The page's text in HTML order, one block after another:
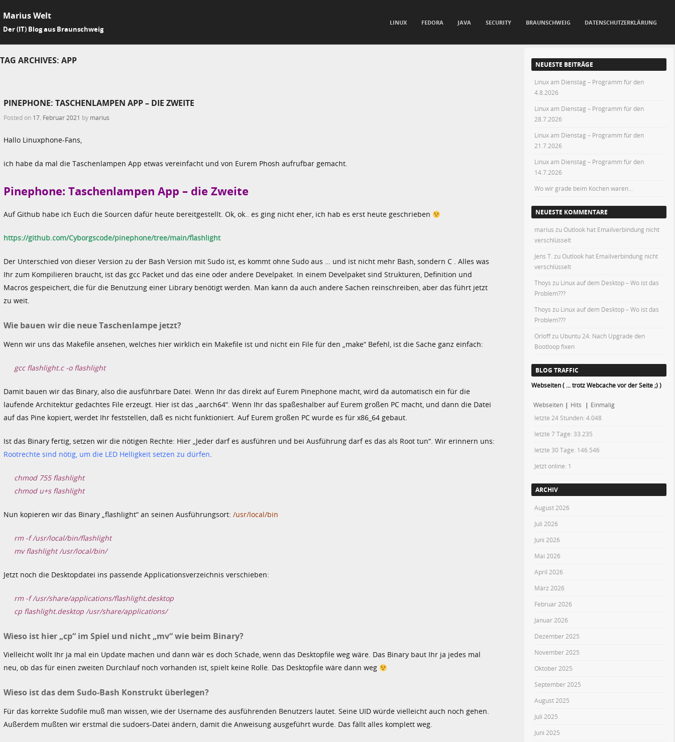
Marius Welt
Der (IT) Blog aus Braunschweig
LINUX FEDORA JAVA SECURITY BRAUNSCHWEIG DATENSCHUTZERKLÄRUNG
TAG ARCHIVES: APP
PINEPHONE: TASCHENLAMPEN APP – DIE ZWEITE
Posted on 17. Februar 2021 by marius
Hallo Linuxphone-Fans,
ich habe da mal die Taschenlampen App etwas vereinfacht und von Eurem Phosh aufrufbar gemacht.
Pinephone: Taschenlampen App – die Zweite
Auf Github habe ich Euch die Sourcen dafür heute bereitgestellt. Ok, ok.. es ging nicht eher, ich hab es erst heute geschrieben
https://github.com/Cyborgscode/pinephone/tree/main/flashlight
Der Unterschied von dieser Version zu der Bash Version mit Sudo ist, es kommt ohne Sudo aus … und ist nicht mehr Bash, sondern C . Alles was
Ihr zum Kompilieren braucht, ist das gcc Packet und das eine oder andere Develpaket. In einem Develpaket sind Strukturen, Definition und
Macros gespeichert, die für die Benutzung einer Library benötigt werden. Man kann da auch andere Sachen reinschreiben, aber das führt jetzt
zu weit.
Wie bauen wir die neue Taschenlampe jetzt?
Wenn wir uns das Makefile ansehen, welches hier wirklich ein Makefile ist und nicht ein File für den „make“ Befehl, ist die Sache ganz einfach:
gcc flashlight.c -o flashlight
Damit bauen wir das Binary, also die ausführbare Datei. Wenn Ihr das direkt auf Eurem Pinephone macht, wird da automatisch ein für die
laufende Architektur gedachtes File erzeugt. Hier ist das „aarch64“. Wenn Ihr das spaßeshalber auf Eurem großen PC macht, und dann die Datei
auf das Pine kopiert, werdet Ihr feststellen, daß es nicht funktioniert. Auf Eurem großen PC wurde es für x86_64 gebaut.
Ist das Binary fertig, setzen wir die nötigen Rechte: Hier „Jeder darf es ausführen und bei Ausführung darf es das als Root tun“. Wir erinnern uns:
Rootrechte sind nötig, um die LED Helligkeit setzen zu dürfen
chmod 755 flashlight
chmod u+s flashlight
Nun kopieren wir das Binary „flashlight“ an seinen Ausführungsort: /usr/local/bin
rm -f /usr/local/bin/flashlight
mv flashlight /usr/local/bin/
Jetzt noch die Desktopdatei ins passende Applicationsverzeichnis verschieben:
rm -f /usr/share/applications/flashlight.desktop
cp flashlight.desktop /usr/share/applications/
Wieso ist hier „cp“ im Spiel und nicht „mv“ wie beim Binary?
Vielleicht wollt Ihr ja mal ein Update machen und dann wär es doch Schade, wenn das Desktopfile weg wäre. Das Binary baut Ihr ja jedes mal
neu, ob das für einen zweiten Durchlauf noch vorhanden ist, spielt keine Rolle. Das Desktopfile wäre dann weg
Wieso ist das dem Sudo-Bash Konstrukt überlegen?
Für das korrekte Sudofile muß man wissen, wie der Username des ausführenden Benutzers lautet. Seine UID würde vielleicht auch noch gehen.
Außerdem mußten wir erstmal die sudoers-Datei ändern, damit die Anweisung ausgeführt wurde. Das fällt alles komplett weg.
NEUESTE BEITRÄGE
Linux am Dienstag – Programm für den
4.8.2026
Linux am Dienstag – Programm für den
28.7.2026
Linux am Dienstag – Programm für den
21.7.2026
Linux am Dienstag – Programm für den
14.7.2026
Wo wir grade beim Kochen waren…
NEUESTE KOMMENTARE
marius zuOutlook hat Emailverbindung nicht
verschlüsselt
Jens T. zuOutlook hat Emailverbindung nicht
verschlüsselt
Thoys zu Linux auf dem Desktop – Wo ist das
Problem???
Thoys zu Linux auf dem Desktop – Wo ist das
Problem???
Orloffzu Ubuntu 24: Nach Upgrade den
Bootloop fixen
BLOG TRAFFIC
Webseiten ( ... trotz Webcache vor der Seite ;) )
Webseiten | Hits | Einmalig
letzte 24 Stunden:4.048
letzte 7 Tage: 33.235
letzte 30 Tage: 146.546
Jetzt online: 1
ARCHIV
August 2026
Juli 2026
Juni 2026
Mai 2026
April 2026
März 2026
Februar 2026
Januar 2026
Dezember 2025
November 2025
Oktober 2025
September 2025
August 2025
Juli 2025
Juni 2025